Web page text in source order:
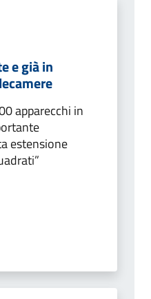
e già in
apparecchi in
estensione